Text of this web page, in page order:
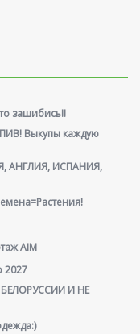
зашибись!!
Выкупы каждую
АНГЛИЯ, ИСПАНИЯ,
AIM
2027
И НЕ